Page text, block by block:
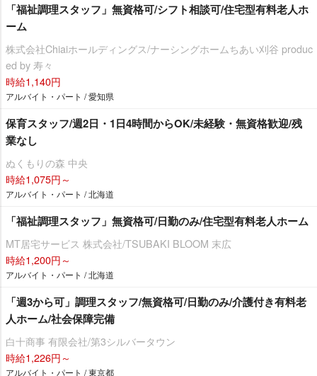
「福祉調理スタッフ」無資格可/シフト相談可/住宅型有料老人ホ
ーム
株式会社Chiaiホールディングス/ナーシングホームちあい刈谷 produc
ed by 寿々
時給1,140円
アルバイト・パート / 愛知県
保育スタッフ/週2日・1日4時間からOK/未経験・無資格歓迎/残
業なし
ぬくもりの森 中央
時給1,075円～
アルバイト・パート / 北海道
「福祉調理スタッフ」無資格可/日勤のみ/住宅型有料老人ホーム
MT居宅サービス 株式会社/TSUBAKI BLOOM 末広
時給1,200円～
アルバイト・パート / 北海道
「週3から可」調理スタッフ/無資格可/日勤のみ/介護付き有料老
人ホーム/社会保障完備
白十商事 有限会社/第3シルバータウン
時給1,226円～
アルバイト・パート / 東京都